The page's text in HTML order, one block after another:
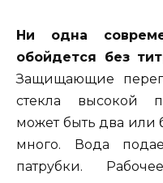
Ни одна
обойдется без
Защищающие
стекла высокой
может быть два или
много. Вода
патрубки.